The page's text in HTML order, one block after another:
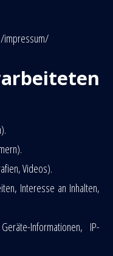
impressum/
Videos).
Interesse an Inhalten,
Informationen, IP-